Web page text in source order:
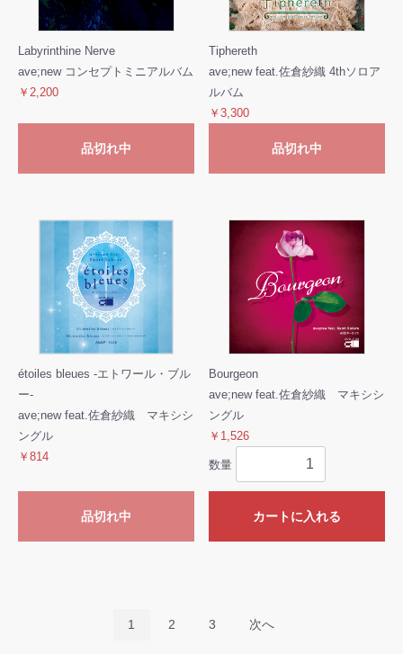
Labyrinthine Nerve
ave;new コンセプトミニアルバム
￥2,200
品切れ中
Tiphereth
ave;new feat.佐倉紗織 4thソロア
ルバム
￥3,300
品切れ中
étoiles bleues -エトワール・ブル
ー-
ave;new feat.佐倉紗織 マキシシ
ングル
￥814
品切れ中
Bourgeon
ave;new feat.佐倉紗織 マキシシ
ングル
￥1,526
数量
カートに入れる
1 2 3 次へ